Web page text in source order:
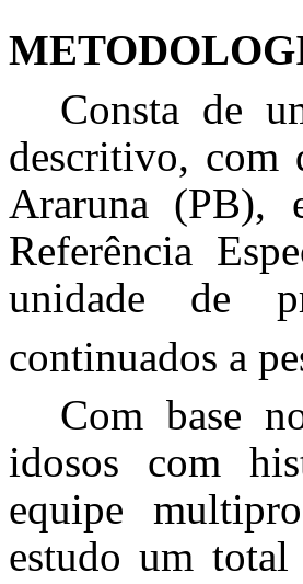
Consta de
descritivo, com
Araruna (PB),
Referência
unidade de
continuados a
Com base
idosos com
equipe
estudo um